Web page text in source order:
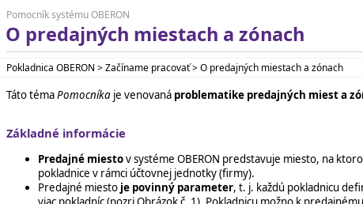
Pomocník systému OBERON
O predajných miestach a zónach
Pokladnica OBERON > Začíname pracovať > O predajných miestach a zónach
Táto témaPomocníka je venovaná problematike predajných miest a
Základné informácie
Predajné miestov systéme OBERON predstavuje miesto, na
pokladnice v rámci účtovnej jednotky (firmy).
Predajné miesto je povinný parameter, t. j. každú pokladnicu